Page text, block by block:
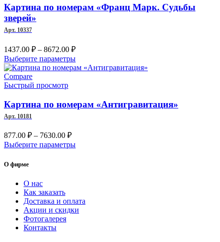
Опции
можно
товара.
Картина по номерам «Франц Марк. Судьбы
зверей»
Арт. 10337
1437.00 ₽ – 8672.00 ₽Диапазон
цен:
1437.00 ₽
Выберите параметрыЭтот
товар
Опции
можно
товара.
Compare
Быстрый просмотр
Картина по номерам «Антигравитация»
Арт. 10181
877.00 ₽ – 7630.00 ₽Диапазон
цен:
Выберите параметрыЭтот
выбрать
на
О фирме
О нас
Как заказать
Доставка и оплата
Акции и скидки
Фотогалерея
Контакты